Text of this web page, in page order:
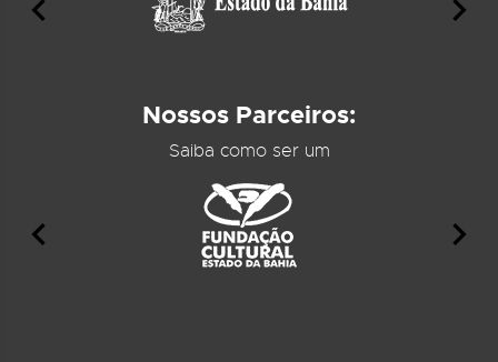
Nossos Parceiros:
Saiba como ser um